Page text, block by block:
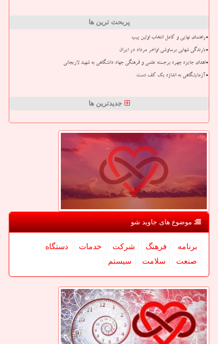
پربحث ترین ها
راهنمای نهایی و کامل انتخاب اولین پیپ
بارندگی شهابی برساوشی اواخر مرداد در ایران
اهدای جایزه چهره برجسته علمی و فرهنگی جهاد دانشگاهی به شهید لاریجانی
آزمایشگاهی به اندازه یک کف دست
جدیدترین ها
موضوع های جاوید شو
برنامه فرهنگ شركت خدمات
دستگاه
صنعت
سلامت سیستم